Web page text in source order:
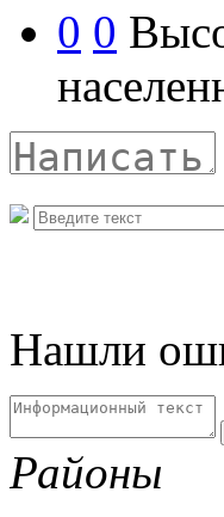
0 0
Нашли
Районы